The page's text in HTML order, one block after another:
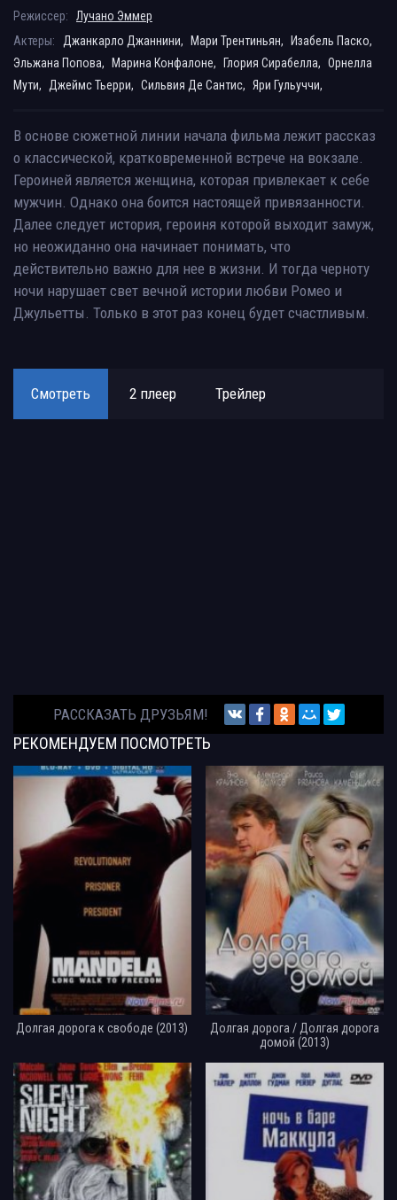
Режиссер:
Лучано Эммер
Актеры:
Джанкарло Джаннини, Мари Трентиньян,
Изабель Паско,
Эльжана Попова,
Марина Конфалоне, Глория Сирабелла, Орнелла
Мути,
Джеймс Тьерри, Сильвия Де Сантис, Яри Гульуччи,
В основе сюжетной линии начала фильма лежит рассказ
о классической, кратковременной встрече на вокзале.
Героиней является женщина, которая привлекает к себе
мужчин. Однако она боится настоящей привязанности.
Далее следует история, героиня которой выходит замуж,
но неожиданно она начинает понимать, что
действительно важно для нее в жизни. И тогда черноту
ночи нарушает свет вечной истории любви Ромео и
Джульетты. Только в этот раз конец будет счастливым.
Смотреть 2 плеер Трейлер
РАССКАЗАТЬ ДРУЗЬЯМ!
РЕКОМЕНДУЕМ ПОСМОТРЕТЬ
Долгая дорога к свободе (2013)
Долгая дорога / Долгая дорога
домой (2013)